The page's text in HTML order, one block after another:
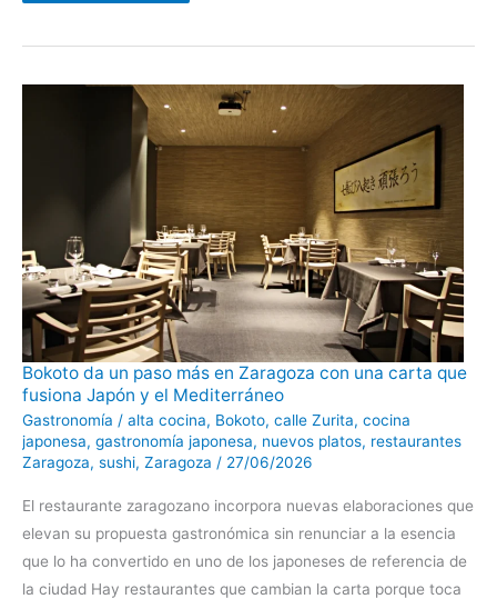
Bokoto da un paso más en Zaragoza con una carta que
fusiona Japón y el Mediterráneo
Gastronomía / alta cocina, Bokoto, calle Zurita, cocina
japonesa, gastronomía japonesa, nuevos platos, restaurantes
Zaragoza, sushi, Zaragoza / 27/06/2026
El restaurante zaragozano incorpora nuevas elaboraciones que
elevan su propuesta gastronómica sin renunciar a la esencia
que lo ha convertido en uno de los japoneses de referencia de
la ciudad Hay restaurantes que cambian la carta porque toca
Bokoto
da
un
más
en
Zaragoza
con
carta
que
fusiona
Japón
y
el
Mediterráneo